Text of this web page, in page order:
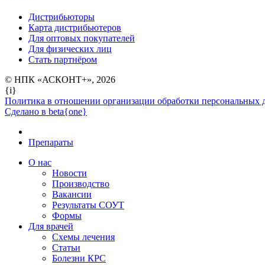
Дистрибьюторы
Карта дистрибьютеров
Для оптовых покупателей
Для физических лиц
Стать партнёром
© НПК «АСКОНТ+», 2026
{i}
Политика в отношении организации обработки персональных
Сделано в beta{one}
Препараты
О нас
Новости
Производство
Вакансии
Результаты СОУТ
Формы
Для врачей
Схемы лечения
Статьи
Болезни КРС